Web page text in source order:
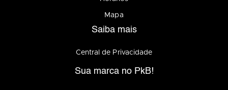
Mapa
Saiba mais
Central de Privacidade
Sua marca no PkB!